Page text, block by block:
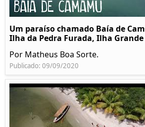
Um paraíso chamado Baía de
Ilha da Pedra Furada, Ilha Grande
Por Matheus Boa Sorte.
Publicado: 09/09/2020